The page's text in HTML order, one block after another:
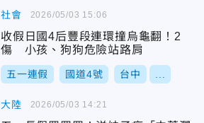
社會
收假日國4后豐段連環撞烏龜翻！2
傷 小孩、狗狗危險站路肩
五一連假 國道4號 台中
2026/05/03 15:06
大陸 2026/05/03 14:21